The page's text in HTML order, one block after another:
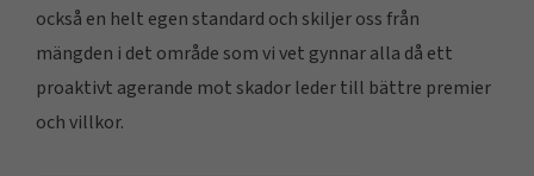
också en helt egen standard och skiljer oss från
mängden i det område som vi vet gynnar alla då ett
proaktivt agerande mot skador leder till bättre premier
och villkor.